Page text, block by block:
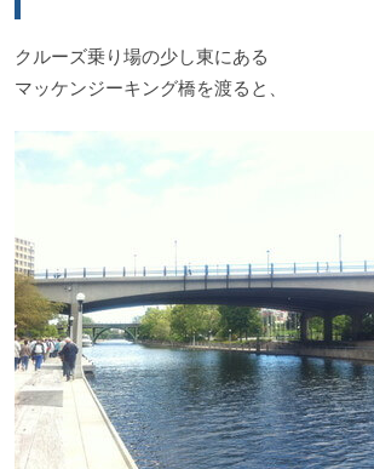
クルーズ乗り場の少し東にある
マッケンジーキング橋を渡ると、